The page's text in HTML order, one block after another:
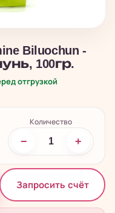
Biluochun -
100гр.
отгрузкой
Количество
− +
Запросить счёт